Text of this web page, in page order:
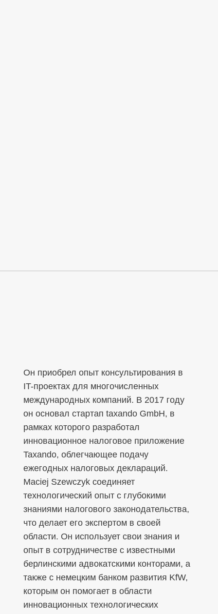
Он приобрел опыт консультирования в
IT-проектах для многочисленных
международных компаний. В 2017 году
он основал стартап taxando GmbH, в
рамках которого разработал
инновационное налоговое приложение
Taxando, облегчающее подачу
ежегодных налоговых деклараций.
Maciej Szewczyk соединяет
технологический опыт с глубокими
знаниями налогового законодательства,
что делает его экспертом в своей
области. Он использует свои знания и
опыт в сотрудничестве с известными
берлинскими адвокатскими конторами, а
также с немецким банком развития KfW,
которым он помогает в области
инновационных технологических